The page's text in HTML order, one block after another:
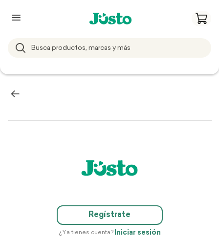
Regístrate
¿Ya tienes cuenta? Iniciar sesión